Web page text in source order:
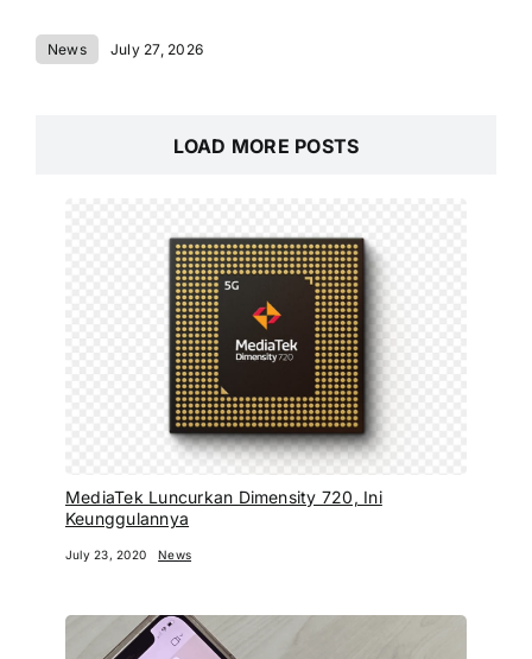
News July 27, 2026
LOAD MORE POSTS
MediaTek Luncurkan Dimensity 720, Ini
Keunggulannya
July 23, 2020 News